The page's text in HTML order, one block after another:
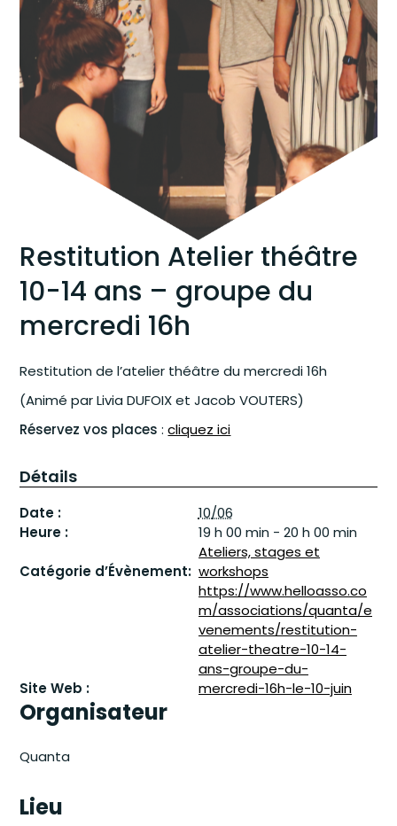
Restitution Atelier théâtre
10-14 ans – groupe du
mercredi 16h
Restitution de l’atelier théâtre du mercredi 16h
(Animé par Livia DUFOIX et Jacob VOUTERS)
Réservez vos places :cliquez ici
Détails
Date :
10/06
Heure :
19 h 00 min - 20 h 00 min
Catégorie d’Évènement:
Ateliers, stages et
workshops
Site Web :
https://www.helloasso.co
m/associations/quanta/e
venements/restitution-
atelier-theatre-10-14-
ans-groupe-du-
mercredi-16h-le-10-juin
Organisateur
Quanta
Lieu